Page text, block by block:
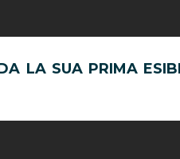
LA SUA PRIMA